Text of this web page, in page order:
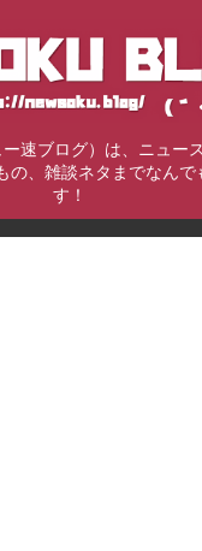
速ブログ）は、ニュー
の、雑談ネタまでなんで
す！